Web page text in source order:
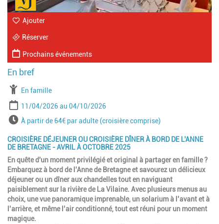
Ajouter
Réserver
Prochains événements
À partir de
En famille
Période
Date de début
11/04/2026 Date de fin
04/10/2026
HorairesÀ partir de 64€ par adulte (croisière comprise)
CROISIÈRE DÉJEUNER OU CROISIÈRE DÎNER À BORD DE L'ANNE
DE BRETAGNE - AVRIL À OCTOBRE 2025
En quête d'un moment privilégié et original à partager en famille ?
Embarquez à bord de l’Anne de Bretagne et savourez un délicieux
déjeuner ou un dîner aux chandelles tout en naviguant
paisiblement sur la rivière de La Vilaine. Avec plusieurs menus au
choix, une vue panoramique imprenable, un solarium à l’avant et à
l’arrière, et même l’air conditionné, tout est réuni pour un moment
magique.